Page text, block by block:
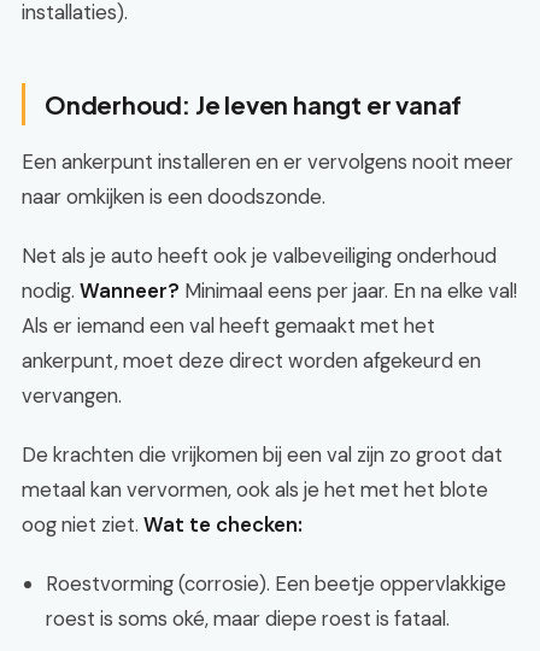
installaties).
Onderhoud: Je leven hangt er vanaf
Een ankerpunt installeren en er vervolgens nooit meer
naar omkijken is een doodszonde.
Net als je auto heeft ook je valbeveiliging onderhoud
nodig. Wanneer? Minimaal eens per jaar. En na elke val!
Als er iemand een val heeft gemaakt met het
ankerpunt, moet deze direct worden afgekeurd en
vervangen.
De krachten die vrijkomen bij een val zijn zo groot dat
metaal kan vervormen, ook als je het met het blote
oog niet ziet. Wat te checken:
Roestvorming (corrosie). Een beetje oppervlakkige
roest is soms oké, maar diepe roest is fataal.